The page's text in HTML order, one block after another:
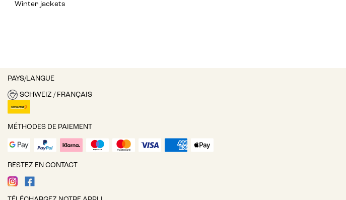
Winter jackets
PAYS/LANGUE
SCHWEIZ / FRANÇAIS
MÉTHODES DE PAIEMENT
RESTEZ EN CONTACT